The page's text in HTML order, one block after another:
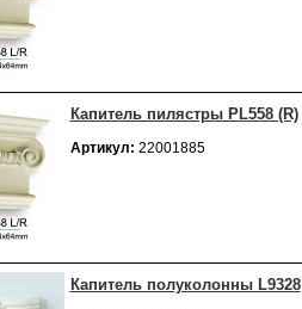
Капитель пилястры PL558 (R)
Артикул: 22001885
Капитель полуколонны L9328